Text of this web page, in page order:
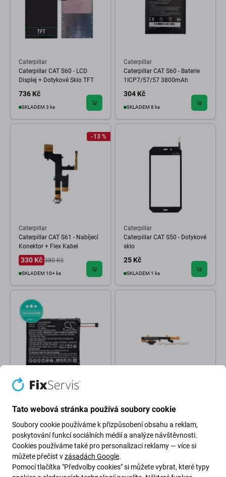
Caterpillar
Caterpillar CAT S60 - LCD
Displej + Dotykové Sklo TFT
736 Kč
SKLADEM 3 ks
Caterpillar
Caterpillar CAT S60 - Baterie
1ICP7/57/57 3800mAh
304 Kč
SKLADEM 8 ks
-13 %
Caterpillar
Caterpillar CAT S61 - Nabíjecí
Konektor + Flex Kabel
330 Kč 380 Kč
SKLADEM 10+ ks
Caterpillar
Caterpillar CAT S50 - Dotykové
sklo
25 Kč
SKLADEM 1 ks
4000mAh, Li-Pol, 3.8V,
APP00262, HQ
558 Kč
SKLADEM 2 ks
Konektor + Flex Kabel
279 Kč
NA OBJEDNÁVKU
Tato webová stránka používá soubory cookie
Soubory cookie používáme k přizpůsobení obsahu a reklam,
poskytování funkcí sociálních médií a analýze návštěvnosti.
Cookies používáme také pro personalizaci reklamy — více si
můžete přečíst vzásadách Google.
Pomocí tlačítka "Předvolby cookies" si můžete vybrat, které typy